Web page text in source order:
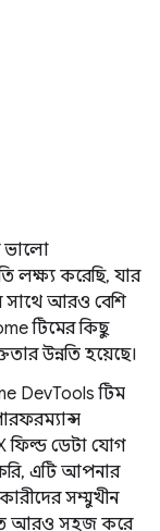
ভালো
লক্ষ্য করেছি, যার
সাথে আরও বেশি
টিমের কিছু
উন্নতি হয়েছে।
DevTools টিম
ফিল্ড ডেটা যোগ
এটি আপনার
সম্মুখীন
আরও সহজ করে